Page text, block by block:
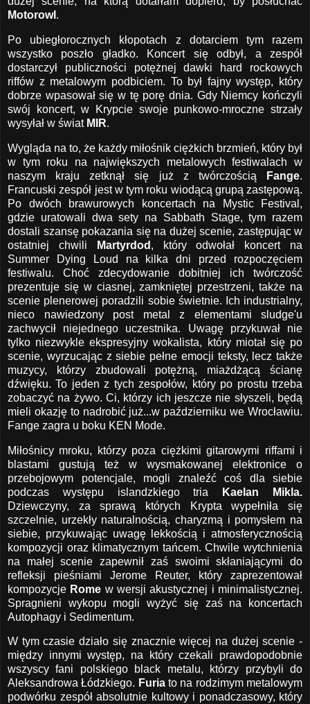
Motorowl .
Po ubiegłorocznych kłopotach z dotarciem tym razem
wszystko poszło gładko. Koncert się odbył, a zespół
dostarczył publiczności potężnej dawki hard rockowych
riffów z metalowym podbiciem. To był fajny występ, który
dobrze wpasował się w tę porę dnia. Gdy Niemcy kończyli
swój koncert, w Krypcie swoje punkowo-mroczne strzały
wysyłał w świat MIR.
Wygląda na to, że każdy miłośnik ciężkich brzmień, który był
w tym roku na największych metalowych festiwalach w
naszym kraju zetknął się już z twórczością
Fange.
Francuski zespół jest w tym roku wiodącą grupą zastępową.
Po dwóch brawurowych koncertach na Mystic Festival,
gdzie uratowali dwa sety na Sabbath Stage, tym razem
dostali szansę pokazania się na dużej scenie, zastępując w
ostatniej chwili
Martyrdod , który odwołał koncert na
Summer Dying Loud na kilka dni przed rozpoczęciem
festiwalu. Choć zdecydowanie dobitniej ich twórczość
prezentuje się w ciasnej, zamkniętej przestrzeni, także na
scenie plenerowej poradzili sobie świetnie. Ich industrialny,
nieco nawiedzony post metal z elementami sludge'u
zachwycił niejednego uczestnika. Uwagę przykuwał nie
tylko niezwykle ekspresyjny wokalista, który miotał się po
scenie, wyrzucając z siebie pełne emocji teksty, lecz także
muzycy, którzy zbudowali potężną, miażdżącą ścianę
dźwięku. To jeden z tych zespołów, który po prostu trzeba
zobaczyć na żywo. Ci, którzy ich jeszcze nie słyszeli, będą
mieli okazję to nadrobić już...w październiku we Wrocławiu.
Fange zagra u boku KEN Mode.
Miłośnicy mroku, którzy poza ciężkimi gitarowymi riffami i
blastami gustują też w wysmakowanej elektronice o
przebojowym potencjale, mogli znaleźć coś dla siebie
podczas występu islandzkiego tria
Kaelan Mikla.
Dziewczyny, za sprawą których Krypta wypełniła się
szczelnie, urzekły naturalnością, charyzmą i pomysłem na
siebie, przykuwając uwagę lekkością i atmosferycznością
kompozycji oraz klimatycznym tańcem. Chwile wytchnienia
na małej scenie zapewnił zaś swoimi skłaniającymi do
refleksji pieśniami Jerome Reuter, który zaprezentował
kompozycje Rome w wersji akustycznej i minimalistycznej.
Spragnieni wykopu mogli wyżyć się zaś na koncertach
Autophagy i Sedimentum.
W tym czasie działo się znacznie więcej na dużej scenie -
między innymi występ, na który czekali prawdopodobnie
wszyscy fani polskiego black metalu, którzy przybyli do
Aleksandrowa Łódzkiego. Furiato na rodzimym metalowym
podwórku zespół absolutnie kultowy i ponadczasowy, który